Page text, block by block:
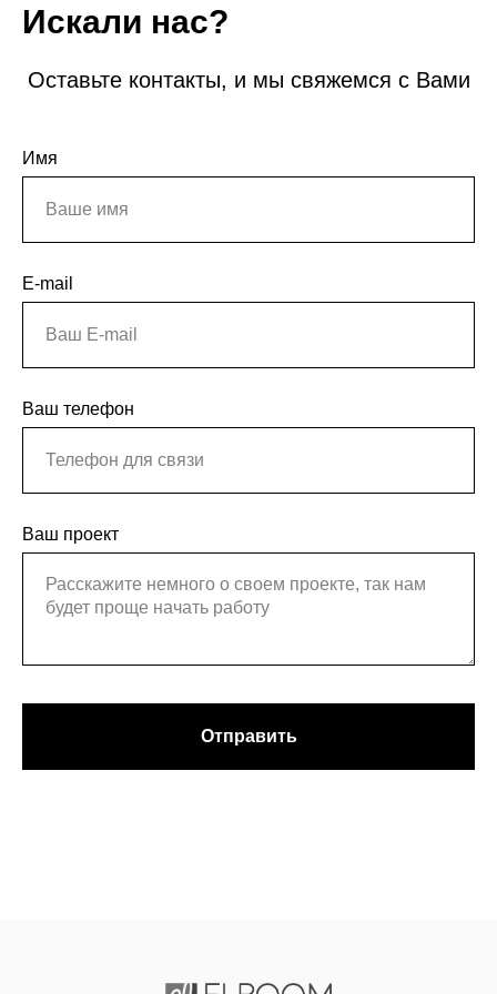
Искали нас?
Оставьте контакты, и мы свяжемся с Вами
Имя
E-mail
Ваш телефон
Ваш проект
Отправить